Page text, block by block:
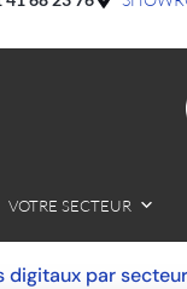
VOTRE SECTEUR
digitaux par